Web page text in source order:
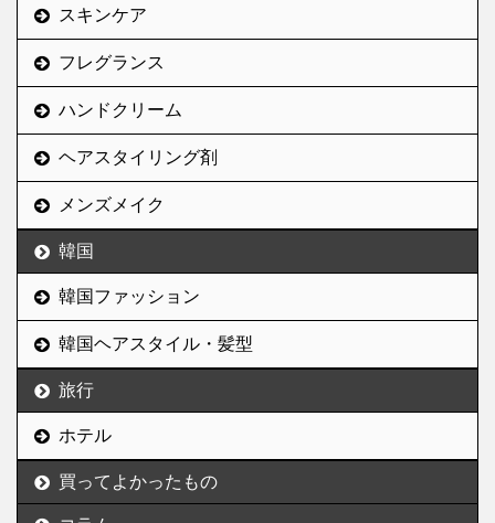
スキンケア
フレグランス
ハンドクリーム
ヘアスタイリング剤
メンズメイク
韓国
韓国ファッション
韓国ヘアスタイル・髪型
旅行
ホテル
買ってよかったもの